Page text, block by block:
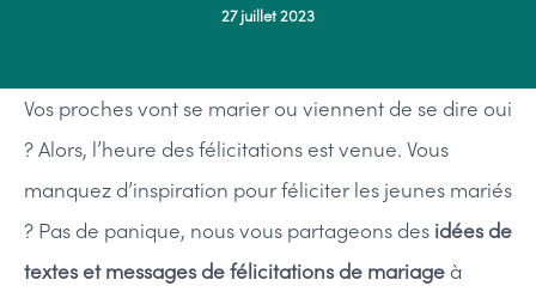
27 juillet 2023
Vos proches vont se marier ou viennent de se dire oui
? Alors, l’heure des félicitations est venue. Vous
manquez d’inspiration pour féliciter les jeunes mariés
? Pas de panique, nous vous partageons des idées de
textes et messages de félicitations de mariage à